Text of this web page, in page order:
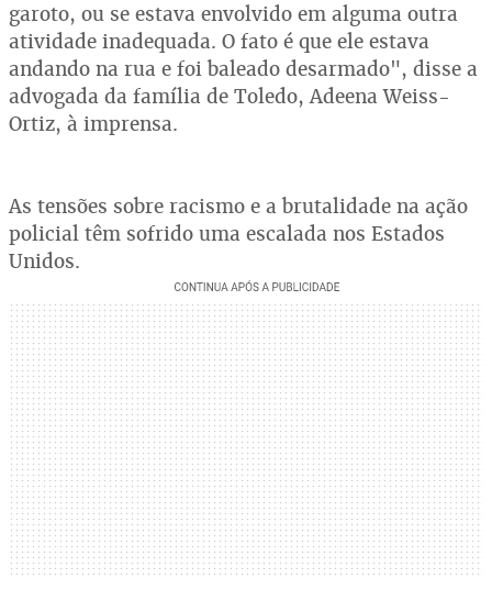
garoto, ou se estava envolvido em alguma outra
atividade inadequada. O fato é que ele estava
andando na rua e foi baleado desarmado", disse a
advogada da família de Toledo, Adeena Weiss-
Ortiz, à imprensa.
As tensões sobre racismo e a brutalidade na ação
policial têm sofrido uma escalada nos Estados
Unidos.